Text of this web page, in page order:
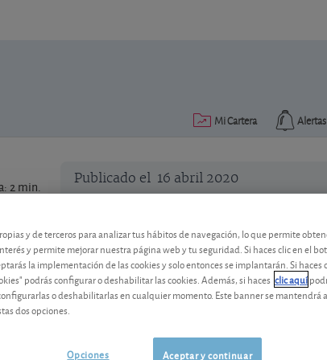
Alertas
Mi Cartera
2 min. Publicado el 16 abril 2020
La CNMV prorroga la
cortas
El regulador anuncia una nueva
18 de abril al 18 de mayo.
y de terceros para analizar tus hábitos de navegación, lo que permite
y permite mejorar nuestra página web y tu seguridad. Si haces clic en el
la implementación de las cookies y solo entonces se implantarán. Si haces
podrás configurar o deshabilitar las cookies. Además, si haces clic aquí
o deshabilitarlas en cualquier momento. Este banner se mantendrá
dos opciones.
Aceptar y continuar
Opciones